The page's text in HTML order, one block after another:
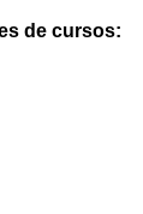
de cursos: